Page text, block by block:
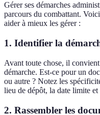
Gérer ses démarches
parcours du combattant.
aider à mieux les gérer :
1. Identifier la
Avant toute chose, il
démarche. Est-ce pour un
ou autre ? Notez les
lieu de dépôt, la date limite et
2. Rassembler les